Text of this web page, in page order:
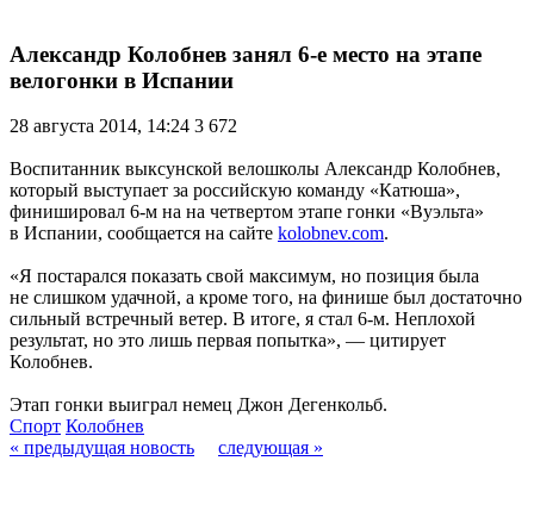
Александр Колобнев занял 6-е место на этапе
велогонки в Испании
28 августа 2014, 14:24 3 672
Воспитанник выксунской велошколы Александр Колобнев,
который выступает за российскую команду «Катюша»,
финишировал 6-м на на четвертом этапе гонки «Вуэльта»
в Испании, сообщается на сайте kolobnev.com.
«Я постарался показать свой максимум, но позиция была
не слишком удачной, а кроме того, на финише был достаточно
сильный встречный ветер. В итоге, я стал 6-м. Неплохой
результат, но это лишь первая попытка», — цитирует
Колобнев.
Этап гонки выиграл немец Джон Дегенкольб.
Спорт Колобнев
« предыдущая новость
следующая »